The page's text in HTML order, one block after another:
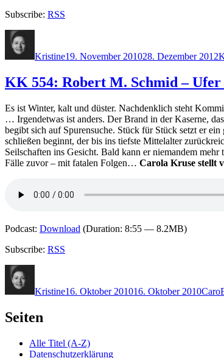
Subscribe: RSS
Kristine19. November 201028. Dezember 2012
KK 554: Robert M. Schmid –
Es ist Winter, kalt und düster. Nachdenklich steht
… Irgendetwas ist anders. Der Brand in der Kaserne,
begibt sich auf Spurensuche. Stück für Stück setzt er
schließen beginnt, der bis ins tiefste Mittelalter
Seilschaften ins Gesicht. Bald kann er niemandem
Fälle zuvor – mit fatalen Folgen… Carola Kruse stellt
Podcast: Download (Duration: 8:55 — 8.2MB)
Subscribe: RSS
Kristine16. Oktober 201016. Oktober 2010Caro
Seiten
Alle Titel (A-Z)
Datenschutzerklärung